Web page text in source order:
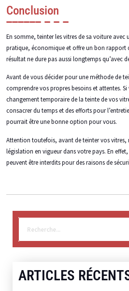
ARTICLES
Conclusion
En somme, teinter les vitres de sa voiture
pratique, économique et offre un bon rapport
résultat ne dure pas aussi longtemps qu’avec
Avant de vous décider pour une méthode de
comprendre vos propres besoins et attentes. Si
changement temporaire de la teinte de vos
consacrer du temps et des efforts pour
pourrait être une bonne option pour vous.
Attention toutefois, avant de teinter vos vitres,
législation en vigueur dans votre pays. En
peuvent être interdits pour des raisons de